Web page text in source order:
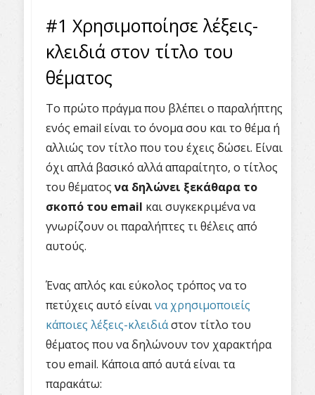
#1 Χρησιμοποίησε λέξεις-
κλειδιά στον τίτλο του
θέματος
Το πρώτο πράγμα που βλέπει ο παραλήπτης
ενός email είναι το όνομα σου και το θέμα ή
αλλιώς τον τίτλο που του έχεις δώσει. Είναι
όχι απλά βασικό αλλά απαραίτητο, ο τίτλος
του θέματοςνα δηλώνει ξεκάθαρα το
σκοπό του email και συγκεκριμένα να
γνωρίζουν οι παραλήπτες τι θέλεις από
αυτούς.
Ένας απλός και εύκολος τρόπος να το
πετύχεις αυτό είναινα χρησιμοποιείς
κάποιες λέξεις-κλειδιάστον τίτλο του
θέματος που να δηλώνουν τον χαρακτήρα
του email. Κάποια από αυτά είναι τα
παρακάτω: